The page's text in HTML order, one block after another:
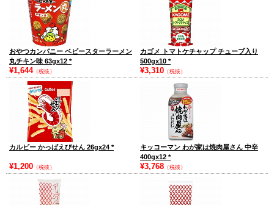
おやつカンパニー ベビースターラーメン
丸チキン味 63gx12 *
¥1,644（税抜）
カゴメ トマトケチャップ チューブ入り
500gx10 *
¥3,310 （税抜）
カルビー かっぱえびせん 26gx24 *
¥1,200 （税抜）
キッコーマン わが家は焼肉屋さん 中辛
400gx12 *
¥3,768 （税抜）